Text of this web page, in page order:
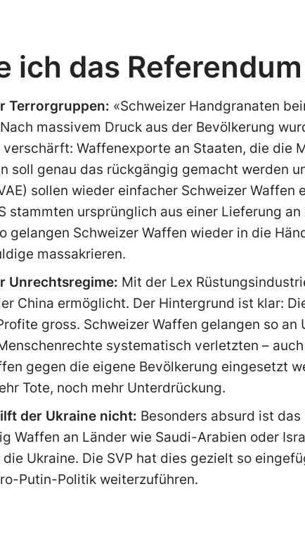
ich das
Terrorgruppen: «Schweizer Handgranaten
massivem Druck aus der Bevölkerung
Waffenexporte an Staaten, die die
soll genau das rückgängig gemacht werden
sollen wieder einfacher Schweizer Waffen
stammten ursprünglich aus einer Lieferung an
gelangen Schweizer Waffen wieder in die
massakrieren.
Unrechtsregime: Mit der Lex
China ermöglicht. Der Hintergrund ist klar:
gross. Schweizer Waffen gelangen so
systematisch verletzten –
gegen die eigene Bevölkerung eingesetzt
Tote, noch mehr Unterdrückung.
der Ukraine nicht: Besonders absurd ist
Waffen an Länder wie Saudi-Arabien oder
Ukraine. Die SVP hat dies gezielt so
Putin-Politik weiterzuführen.